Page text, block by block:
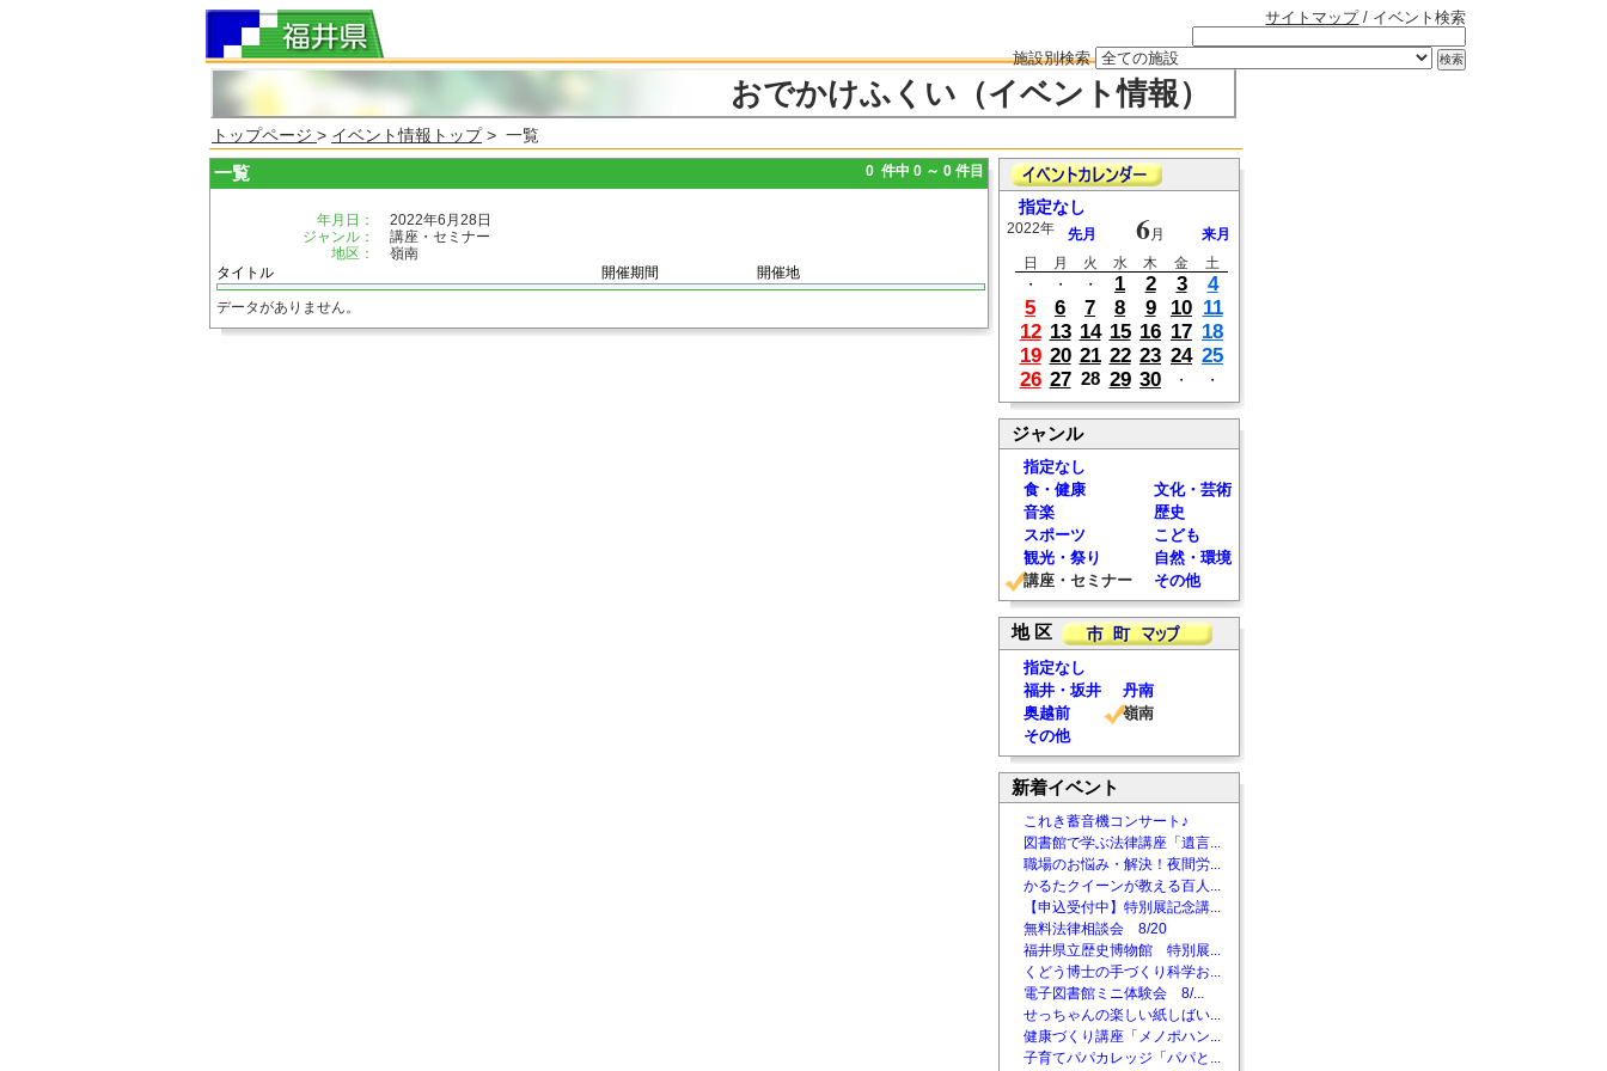
サイトマップ/ イベント検索
施設別検索
おでかけふくい（イベント情報）
トップページ > イベント情報トップ> 一覧
一覧 0 件中 0 ～ 0 件目
年月日：
2022年6月28日
ジャンル：
講座・セミナー
地区：
嶺南
タイトル
開催期間 開催地
データがありません。
指定なし
2022年 先月 6月
来月
日
月 火 水 木 金
土
・
・ ・ 1 2 3
4
5
6 7 8 9 10 11
12 13 14 15 16 17 18
19 20 21 22 23 24 25
26 27 28 29 30 ・ ・
ジャンル
指定なし
食・健康
文化・芸術
音楽
歴史
スポーツ
こども
観光・祭り
自然・環境
講座・セミナー
その他
地 区
指定なし
福井・坂井
丹南
奥越前
嶺南
その他
新着イベント
これき蓄音機コンサート♪
図書館で学ぶ法律講座「遺言...
職場のお悩み・解決！夜間労...
かるたクイーンが教える百人...
【申込受付中】特別展記念講...
無料法律相談会 8/20
福井県立歴史博物館 特別展...
くどう博士の手づくり科学お...
電子図書館ミニ体験会 8/...
せっちゃんの楽しい紙しばい...
健康づくり講座「メノポハン...
子育てパパカレッジ「パパと...